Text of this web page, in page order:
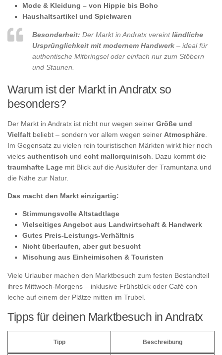
Mode & Kleidung – von Hippie bis Boho
Haushaltsartikel und Spielwaren
Besonderheit: Der Markt in Andratx vereintländliche
Ursprünglichkeit mit modernem Handwerk – ideal für
authentische Mitbringsel oder einfach nur zum Stöbern
und Staunen.
Warum ist der Markt in Andratx so
besonders?
Der Markt in Andratx ist nicht nur wegen seiner Größe und
Vielfalt beliebt – sondern vor allem wegen seiner Atmosphäre.
Im Gegensatz zu vielen rein touristischen Märkten wirkt hier noch
vieles authentisch und echt mallorquinisch. Dazu kommt die
traumhafte Lage mit Blick auf die Ausläufer der Tramuntana und
die Nähe zur Natur.
Das macht den Markt einzigartig:
Stimmungsvolle Altstadtlage
Vielseitiges Angebot aus Landwirtschaft & Handwerk
Gutes Preis-Leistungs-Verhältnis
Nicht überlaufen, aber gut besucht
Mischung aus Einheimischen & Touristen
Viele Urlauber machen den Marktbesuch zum festen Bestandteil
ihres Mittwoch-Morgens – inklusive Frühstück oder Café con
leche auf einem der Plätze mitten im Trubel.
Tipps für deinen Marktbesuch in Andratx
Tipp Beschreibung